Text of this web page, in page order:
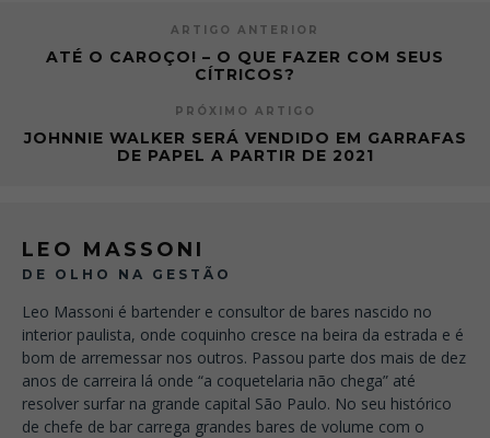
ARTIGO ANTERIOR
ATÉ O CAROÇO! – O QUE FAZER COM SEUS
CÍTRICOS?
PRÓXIMO ARTIGO
JOHNNIE WALKER SERÁ VENDIDO EM GARRAFAS
DE PAPEL A PARTIR DE 2021
LEO MASSONI
DE OLHO NA GESTÃO
Leo Massoni é bartender e consultor de bares nascido no
interior paulista, onde coquinho cresce na beira da estrada e é
bom de arremessar nos outros. Passou parte dos mais de dez
anos de carreira lá onde “a coquetelaria não chega” até
resolver surfar na grande capital São Paulo. No seu histórico
de chefe de bar carrega grandes bares de volume com o